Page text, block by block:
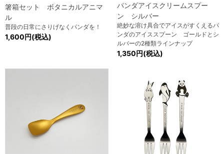
箸箱セット ボタニカルアニマ
ル
普段の日常にさりげなくパンダを！
1,600円(税込)
パンダアイスクリームスプー
ン シルバー
絶妙な溶け具合でアイスがすくえるパ
ンダのアイススプーン ゴールドとシ
ルバーの2種類ラインナップ
1,350円(税込)